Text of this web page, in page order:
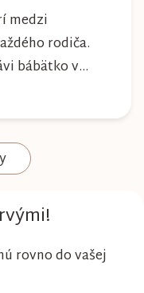
medzi
rodiča.
bábätko v
poskytovať
aj maximálny
Plienky
na
rovno do vašej